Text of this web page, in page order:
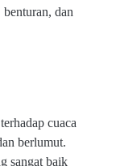
dan
cuaca
berlumut.
sangat baik